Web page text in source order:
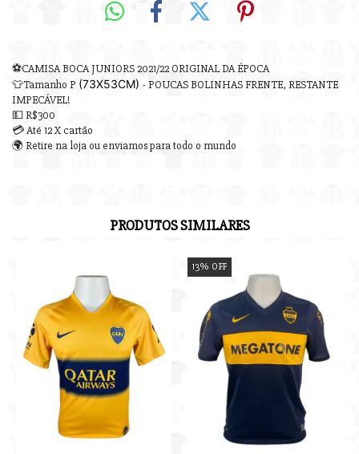
⚽CAMISA BOCA JUNIORS 2021/22 ORIGINAL DA ÉPOCA
👕Tamanho P (73X53CM) - POUCAS BOLINHAS FRENTE, RESTANTE
IMPECÁVEL!
💵 R$300
💳 Até 12 X cartão
🌍 Retire na loja ou enviamos para todo o mundo
PRODUTOS SIMILARES
13% OFF